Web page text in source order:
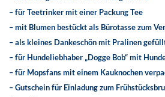
– für Teetrinker mit einer Packung Tee
– mit Blumen bestückt als Bürotasse zum
– als kleines Dankeschön mit Pralinen
– für Hundeliebhaber „Dogge Bob“ mit
– für Mopsfans mit einem Kauknochen
– Gutschein für Einladung zum